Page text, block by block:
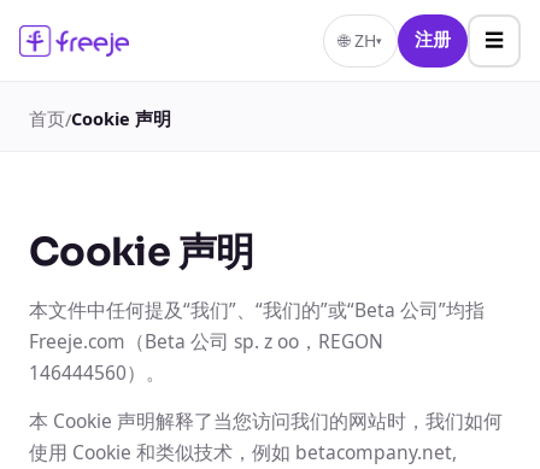
🌐ZH▾ 注册 ☰
首页/Cookie 声明
Cookie 声明
本文件中任何提及“我们”、“我们的”或“Beta 公司”均指
Freeje.com（Beta 公司 sp. z oo，REGON
146444560）。
本 Cookie 声明解释了当您访问我们的网站时，我们如何
使用 Cookie 和类似技术，例如 betacompany.net,